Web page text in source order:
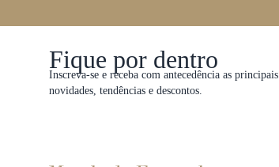
Fique por dentro
Inscreva-se e receba com antecedência as principais
novidades, tendências e descontos.